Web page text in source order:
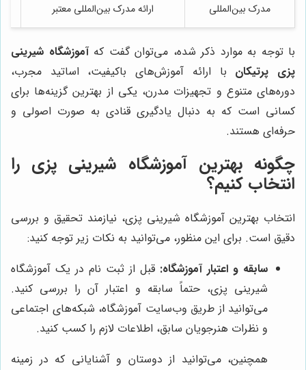
مدرک بین‌المللی ارائه مدرک بین‌المللی معتبر
با توجه به موارد ذکر شده، می‌توان گفت کهآموزشگاه شیرینی
پزی پرتیکان با ارائه آموزش‌های باکیفیت، اساتید مجرب،
دوره‌های متنوع و تجهیزات مدرن، یکی از بهترین گزینه‌ها برای
کسانی است که به دنبال یادگیری قنادی به صورت اصولی و
حرفه‌ای هستند.
چگونه بهترین آموزشگاه شیرینی پزی را
انتخاب کنیم؟
انتخاب بهترین آموزشگاه شیرینی پزی، نیازمند تحقیق و بررسی
دقیق است. برای این منظور، می‌توانید به نکات زیر توجه کنید:
سابقه و اعتبار آموزشگاه: قبل از ثبت نام در یک آموزشگاه
شیرینی پزی، حتماً سابقه و اعتبار آن را بررسی کنید.
می‌توانید از طریق وب‌سایت آموزشگاه، شبکه‌های اجتماعی
و نظرات هنرجویان سابق، اطلاعات لازم را کسب کنید.
همچنین، می‌توانید از دوستان و آشنایانی که در زمینه